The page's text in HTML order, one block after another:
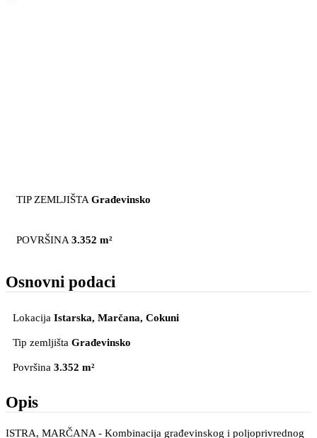
TIP ZEMLJIŠTA Građevinsko
POVRŠINA 3.352 m²
Osnovni podaci
Lokacija Istarska, Marčana, Cokuni
Tip zemljišta Građevinsko
Površina 3.352 m²
Opis
ISTRA, MARČANA - Kombinacija građevinskog i poljoprivrednog